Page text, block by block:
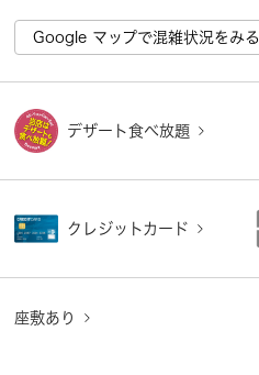
Google マップで混雑状況をみる
デザート食べ放題
クレジットカード
座敷あり